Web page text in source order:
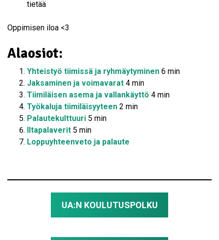
tietää
Oppimisen iloa <3
Alaosiot:
Yhteistyö tiimissä ja ryhmäytyminen 6 min
Jaksaminen ja voimavarat 4 min
Tiimiläisen asema ja vallankäyttö 4 min
Työkaluja tiimiläisyyteen 2 min
Palautekulttuuri 5 min
Iltapalaverit 5 min
Loppuyhteenveto ja palaute
UA:N KOULUTUSPOLKU